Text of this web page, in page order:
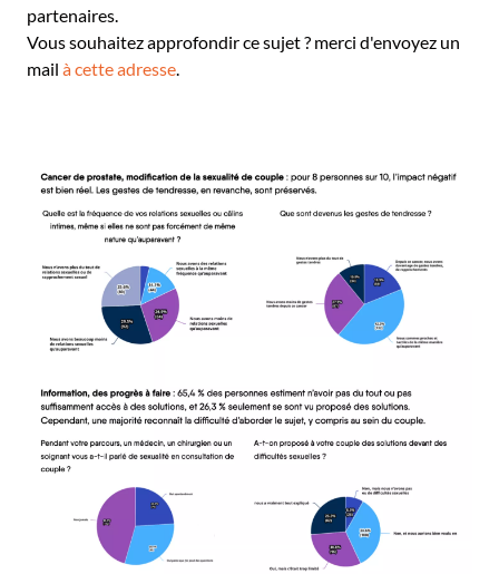
partenaires.
Vous souhaitez approfondir ce sujet ? merci d'envoyez un
mail à cette adresse.